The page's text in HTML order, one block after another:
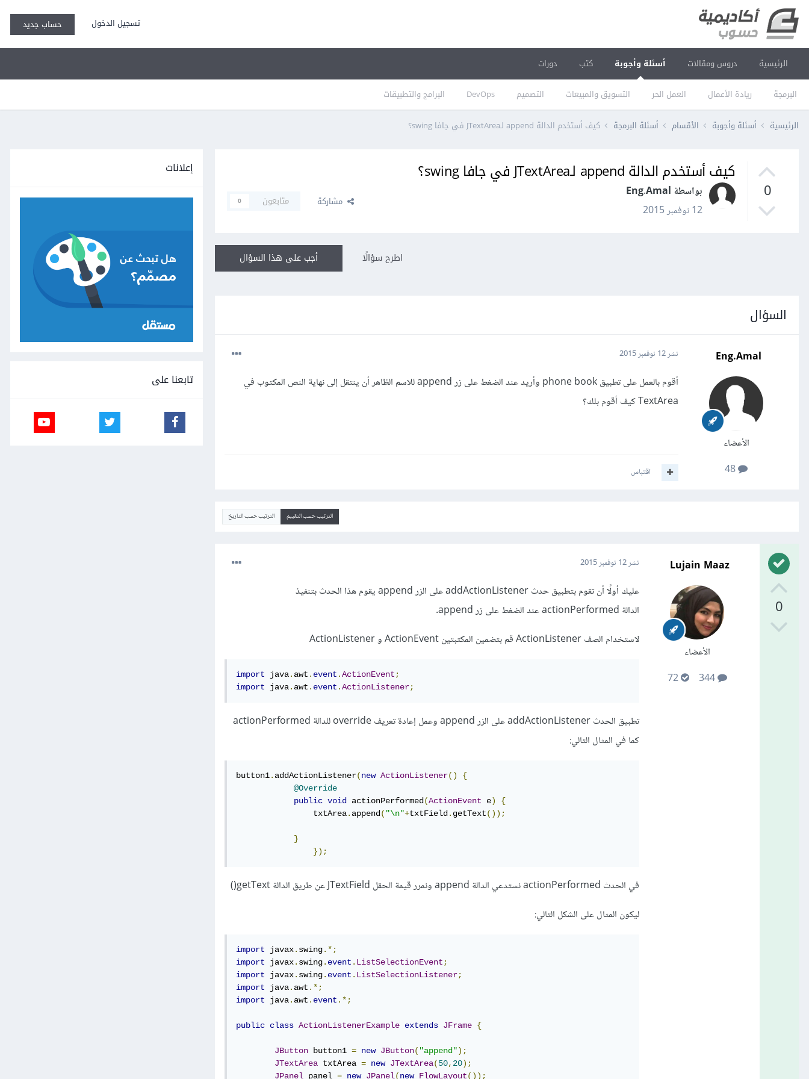
تسجيل الدخول حساب جديد
الرئيسية دروس ومقالات أسئلة وأجوبة
البرمجة ريادة الأعمال العمل الحر التسويق والمبيعات التصميم DevOps البرامج والتطبيقات
كتب دورات
الرئيسية أسئلة وأجوبة الأقسام أسئلة البرمجة كيف أستخدم الدالة append لـJTextArea في جافا swing؟
0
كيف أستخدم الدالة append لـJTextArea في جافا swing؟
بواسطة Eng.Amal
12 نوفمبر 2015
مشاركة متابعون 0
أجب على هذا السؤال اطرح سؤالًا
السؤال
Eng.Amal
الأعضاء
نشر12 نوفمبر 2015
أقوم بالعمل على تطبيق phone book وأريد عند الضغط على زر append للاسم الظاهر أن ينتقل إلى نهاية النص المكتوب في
TextArea كيف أقوم بلك؟
اقتباس
الترتيب حسب التقييم الترتيب حسب التاريخ
0
Lujain Maaz
الأعضاء
344
72
نشر12 نوفمبر 2015
عليك أولًا أن تقوم بتطبيق حدث addActionListener على الزر append يقوم هذا الحدث بتنفيذ
الدالة actionPerformed عند الضغط على زر append.
لاستخدام الصف ActionListener قم بتضمين المكتبتين ActionEvent و ActionListener
import java. awt . event .ActionEvent;
import java. awt . event .ActionListener;
تطبيق الحدثaddActionListener
على الزر append وعمل إعادة تعريف override للدالة actionPerformed
كما في المثال التالي:
button1. addActionListener(new ActionListener()
{
@Override
public void actionPerformed(ActionEvent e)
{
            	txtArea
. append( "\n"+txtField. getText());
}
});
في الحدث actionPerformed نستدعي الدالة append ونمرر قيمة الحقل JTextField عن طريق الدالة getText()
ليكون المثال على الشكل التالي:
import javax. swing.*;
import javax. swing. event . ListSelectionEvent;
import javax. swing. event . ListSelectionListener;
import java. awt .*;
import java. awt . event .*;
public class ActionListenerExample extends JFrame {
JButton button1 = new JButton( "append");
JTextArea txtArea = new JTextArea(50, 20);
JPanel panel = new JPanel(new FlowLayout());
إعلانات
تابعنا على